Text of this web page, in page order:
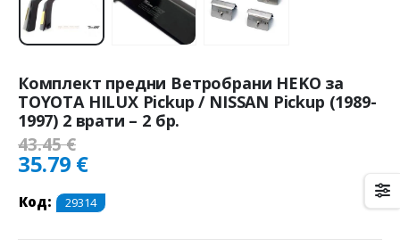
Комплект предни Ветробрани HEKO за
TOYOTA HILUX Pickup / NISSAN Pickup (1989-
1997) 2 врати – 2 бр.
43.45€
35.79 €
Код: 29314